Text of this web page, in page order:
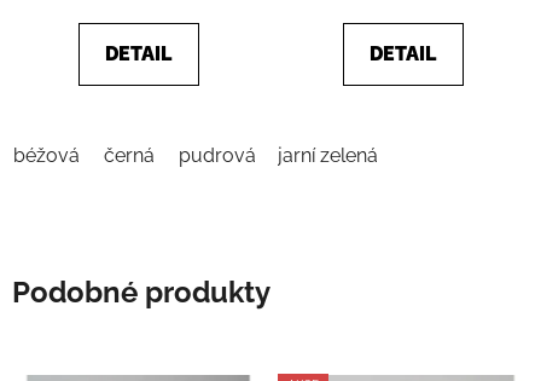
5
DETAIL
béžová černá pudrová smaragdová
DETAIL
jarní zelená
Podobné produkty